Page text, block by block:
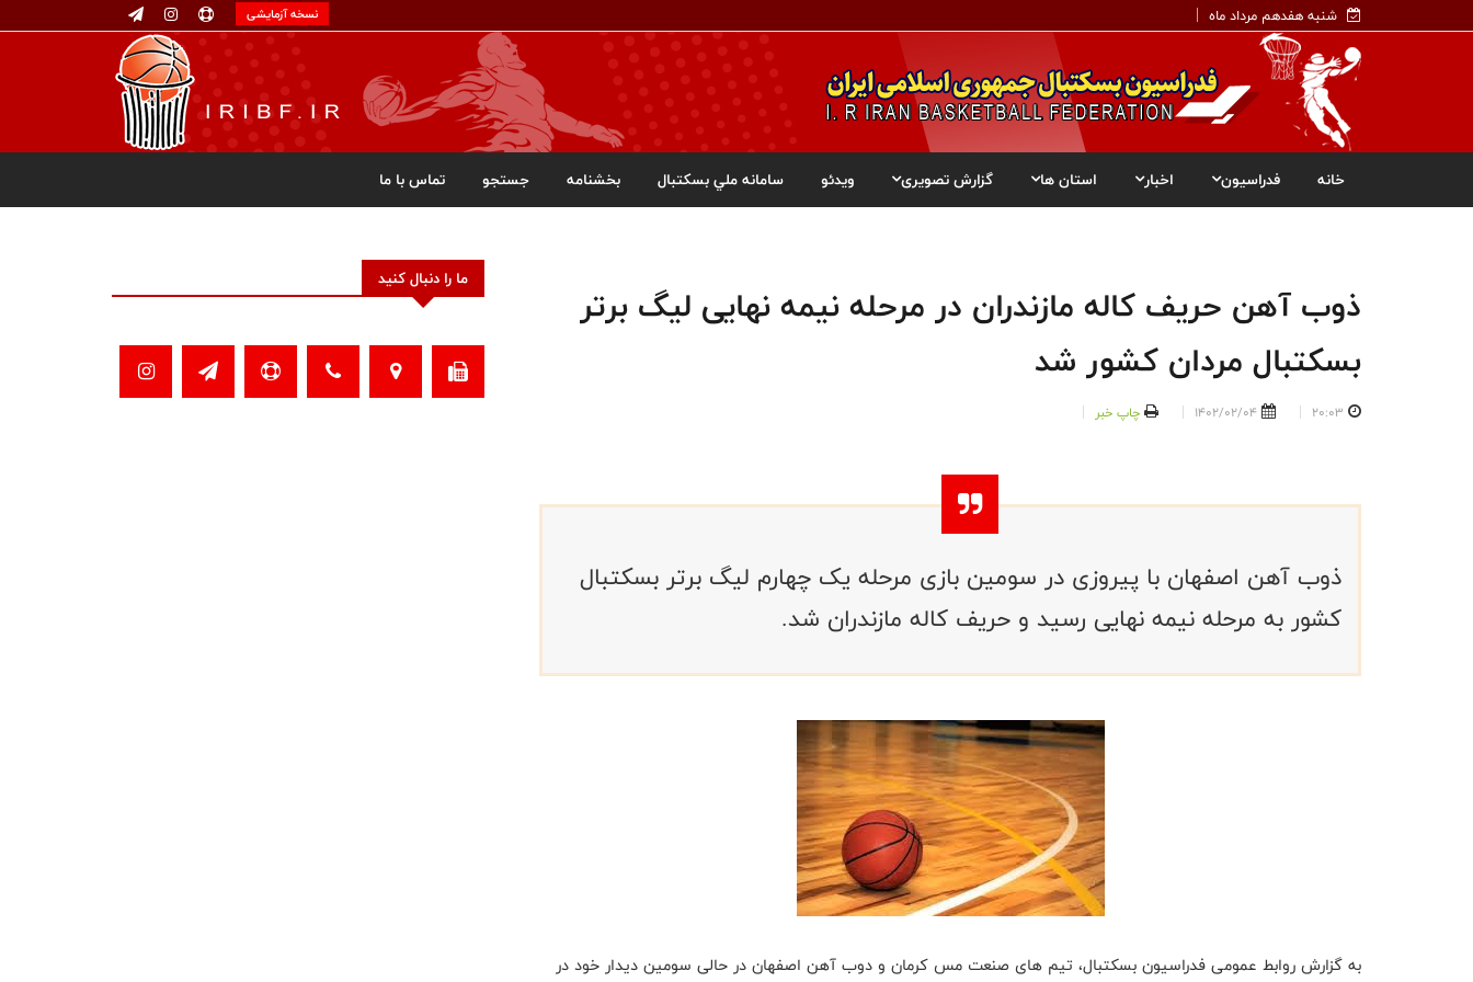
شنبه هفدهم مرداد ماه نسخه آزمایشی
خانه فدراسیون اخبار استان ها گزارش تصویری ویدئو سامانه ملي بسکتبال بخشنامه جستجو تماس با ما
ذوب آهن حریف کاله مازندران در مرحله نیمه نهایی لیگ برتر
بسکتبال مردان کشور شد
20:03
1402/02/04 چاپ خبر
ذوب آهن اصفهان با پیروزی در سومین بازی مرحله یک چهارم لیگ برتر بسکتبال
کشور به مرحله نیمه نهایی رسید و حریف کاله مازندران شد.
به گزارش روابط عمومی فدراسیون بسکتبال، تیم های صنعت مس کرمان و دوب آهن اصفهان در حالی سومین دیدار خود در
ما را دنبال کنید